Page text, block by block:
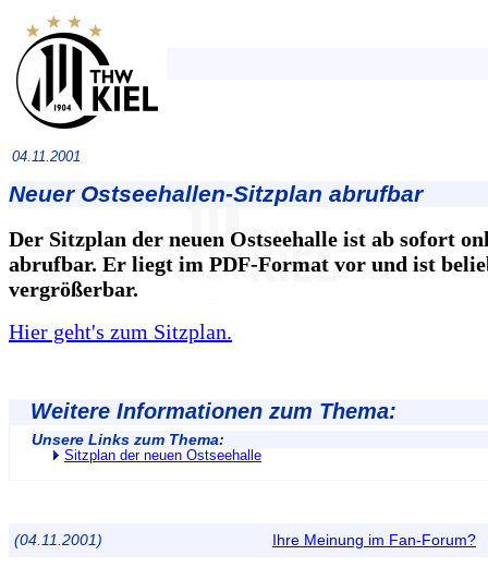
04.11.2001
Neuer Ostseehallen-Sitzplan abrufbar
Der Sitzplan der neuen Ostseehalle ist ab sofort
abrufbar. Er liegt im PDF-Format vor und ist
vergrößerbar.
Hier geht's zum Sitzplan.
Weitere Informationen zum Thema:
Unsere Links zum Thema:
Sitzplan der neuen Ostseehalle
(04.11.2001) Ihre Meinung im Fan-Forum?